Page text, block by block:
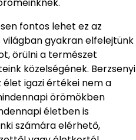
fontos lehet ez az
világban gyakran elfelejtünk
örülni a természet
közelségének. Berzsenyi
igazi értékei nem a
örömökben
életben is
számára elérhető,